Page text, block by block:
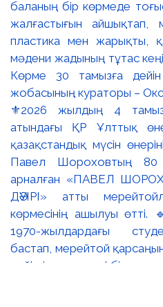
⚜️2026 жылдың 4 тамыз
атындағы ҚР Ұлттық
қазақстандық мүсін
Павел Шороховтың 80
арналған «ПАВЕЛ
ДӘУІРІ» атты
көрмесінің ашылуы өтті.
1970-жылдардағы
бастап, мерейтой
дейінгі әр кезеңді бір